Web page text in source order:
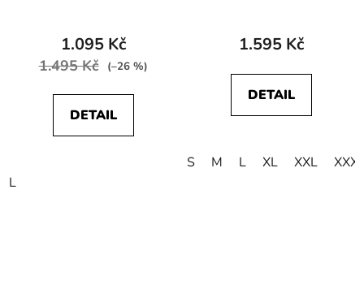
Olive
1.095 Kč
1.495 Kč (–26 %)
DETAIL
L
WESTERN SHIRT Rinse
Black
1.595 Kč
DETAIL
S M L XL XXL